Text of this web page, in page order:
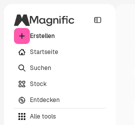
Erstellen
Startseite
Suchen
Stock
Entdecken
Alle tools